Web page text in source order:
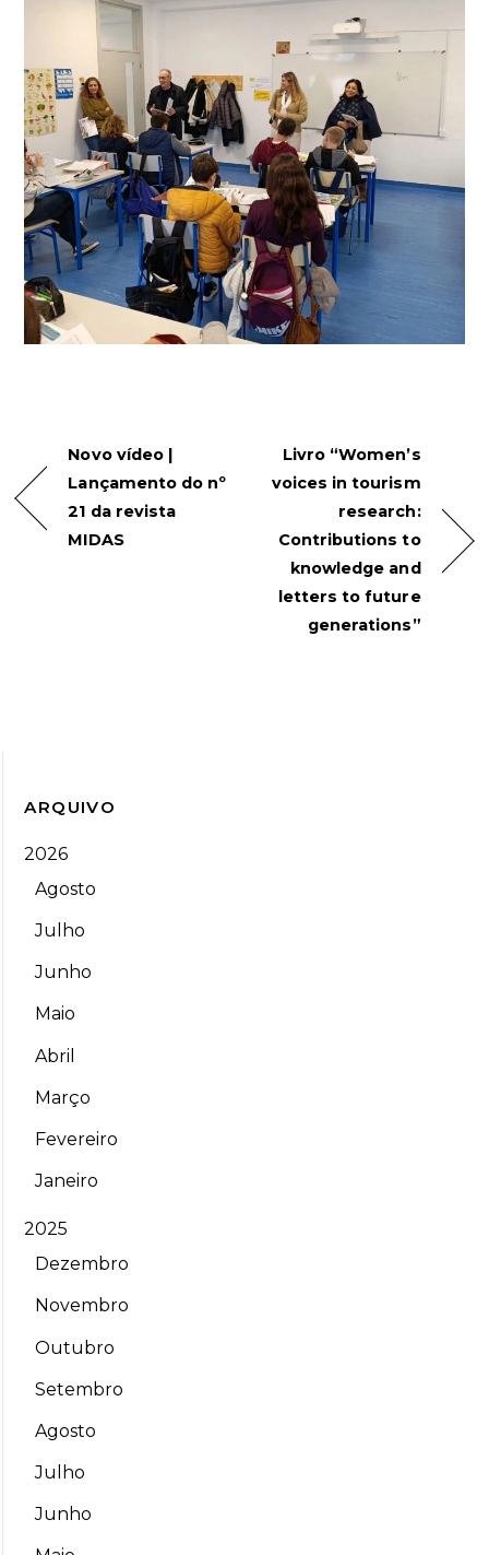
Novo vídeo |
Lançamento do nº
21 da revista
MIDAS
Livro “Women’s
voices in tourism
research:
Contributions to
knowledge and
letters to future
generations”
ARQUIVO
2026
Agosto
Julho
Junho
Maio
Abril
Março
Fevereiro
Janeiro
2025
Dezembro
Novembro
Outubro
Setembro
Agosto
Julho
Junho